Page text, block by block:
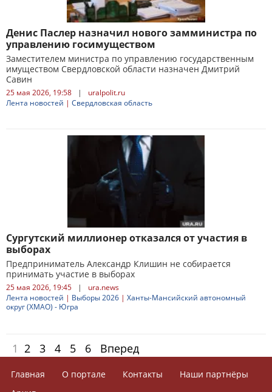
Денис Паслер назначил нового замминистра по
управлению госимуществом
Заместителем министра по управлению государственным
имуществом Свердловской области назначен Дмитрий
Савин
25 мая 2026, 19:58 |
uralpolit.ru
Лента новостей | Свердловская область
Сургутский миллионер отказался от участия в
выборах
Предприниматель Александр Клишин не собирается
принимать участие в выборах
25 мая 2026, 19:45 |
ura.news
Лента новостей | Выборы 2026 | Ханты-Мансийский автономный
округ (ХМАО) - Югра
1 2 3 4 5 6 Вперед
Главная О портале Контакты
Наши партнёры